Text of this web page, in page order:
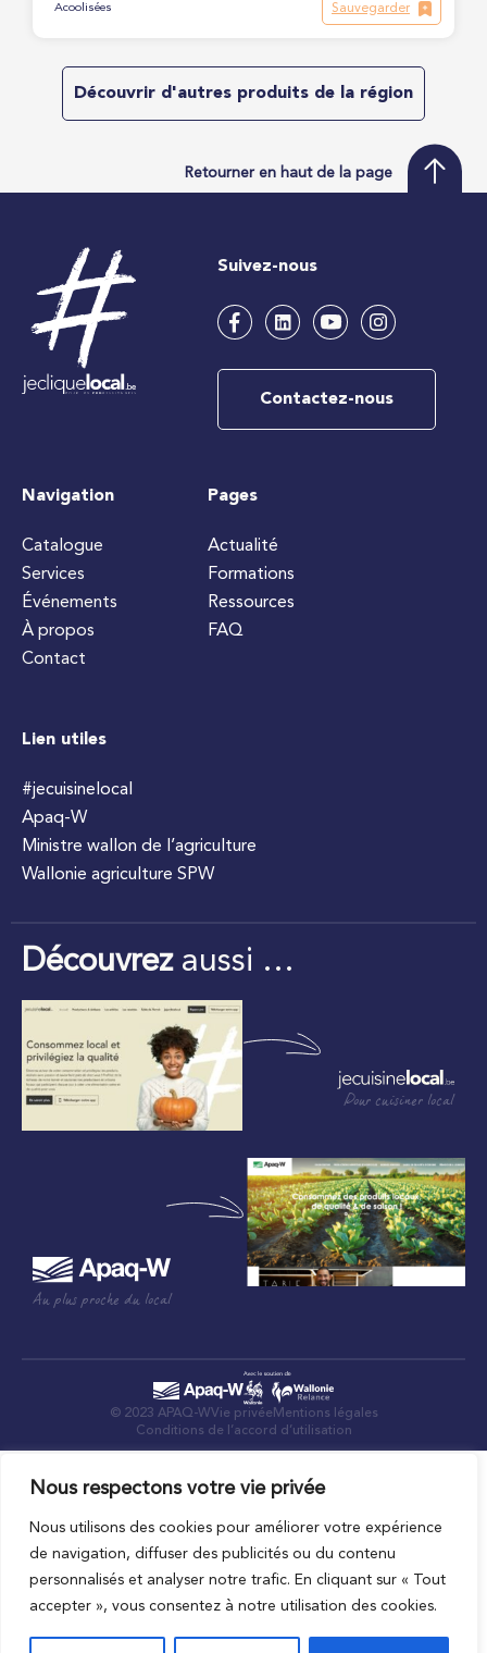
Nous respectons votre vie privée
Nous utilisons des cookies pour améliorer votre expérience
de navigation, diffuser des publicités ou du contenu
personnalisés et analyser notre trafic. En cliquant sur « Tout
accepter », vous consentez à notre utilisation des cookies.
Acoolisées Sauvegarder
Découvrir d'autres produits de la région
Retourner en haut de la page
Suivez-nous
Contactez-nous
Navigation
Catalogue
Services
Événements
À propos
Contact
Pages
Actualité
Formations
Ressources
FAQ
Lien utiles
#jecuisinelocal
Apaq-W
Ministre wallon de l’agriculture
Wallonie agriculture SPW
Découvrezaussi …
Pour cuisiner local
Au plus proche du local
© 2023 APAQ-WVie privée Mentions légales
Conditions de l’accord d’utilisation